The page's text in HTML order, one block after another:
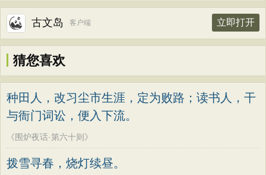
古文岛 客户端 立即打开
猜您喜欢
种田人，改习尘市生涯，定为败路；读书人，干
与衙门词讼，便入下流。
《围炉夜话·第六十则》
拨雪寻春，烧灯续昼。